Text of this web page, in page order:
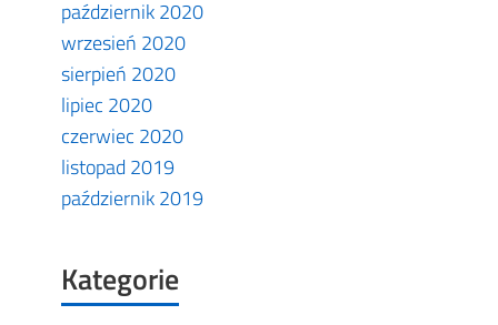
październik 2020
wrzesień 2020
sierpień 2020
lipiec 2020
czerwiec 2020
listopad 2019
październik 2019
Kategorie